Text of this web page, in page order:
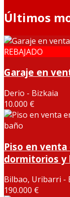
Últimos
REBAJADO
Garaje en
Derio - Bizkaia
10.000 €
Piso en
dormitorios y
Bilbao, Uribarri -
190.000 €